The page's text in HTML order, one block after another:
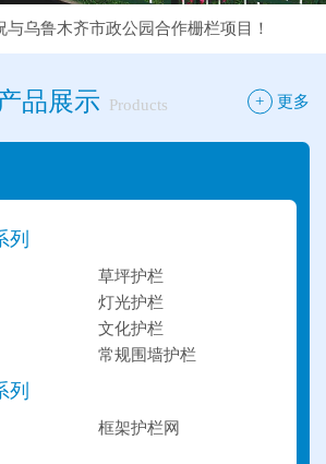
与乌鲁木齐市政公园合作栅栏项目！
+
更多
品展示 Products
列
草坪护栏
灯光护栏
文化护栏
常规围墙护栏
列
框架护栏网